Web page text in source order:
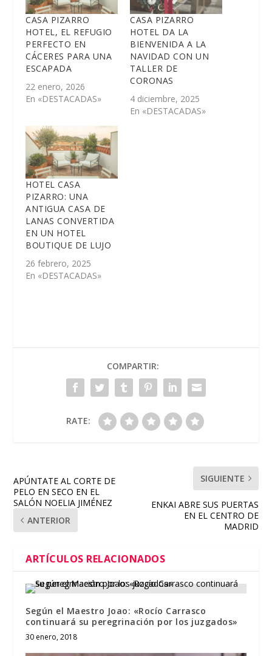
CASA PIZARRO
HOTEL, EL REFUGIO
PERFECTO EN
CÁCERES PARA UNA
ESCAPADA
22 enero, 2026
En «DESTACADAS»
CASA PIZARRO
HOTEL DA LA
BIENVENIDA A LA
NAVIDAD CON UN
TALLER DE
CORONAS
4 diciembre, 2025
En «DESTACADAS»
HOTEL CASA
PIZARRO: UNA
ANTIGUA CASA DE
LANAS CONVERTIDA
EN UN HOTEL
BOUTIQUE DE LUJO
26 febrero, 2025
En «DESTACADAS»
COMPARTIR:
RATE:
APÚNTATE AL CORTE DE
PELO EN SECO EN EL
SALÓN NOELIA JIMÉNEZ
ANTERIOR
SIGUIENTE
ENKAI ABRE SUS PUERTAS
EN EL CENTRO DE
MADRID
ARTÍCULOS RELACIONADOS
Según el Maestro Joao: «Rocío Carrasco
continuará su peregrinación por los juzgados»
30 enero, 2018